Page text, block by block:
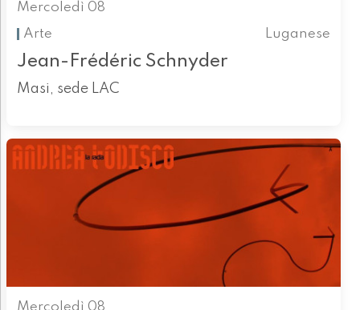
Mercoledì 08
Arte
Luganese
Jean-Frédéric Schnyder
Masi, sede LAC
Mercoledì 08